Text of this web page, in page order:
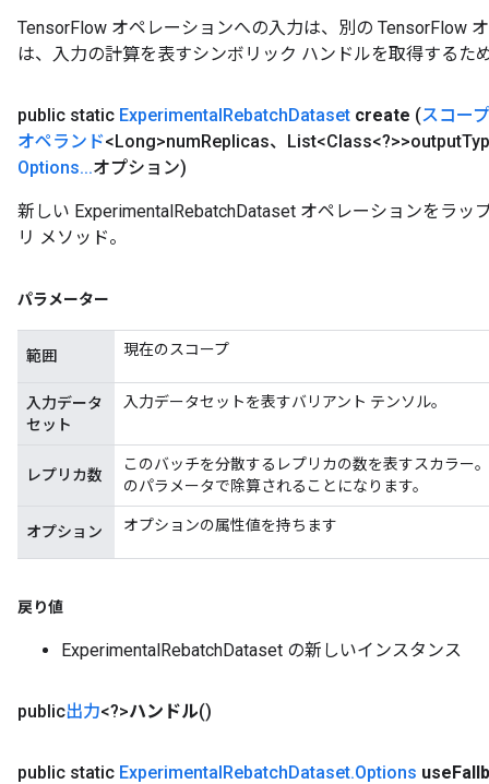
TensorFlow オペレーションへの入力は、別の TensorFlow
は、入力の計算を表すシンボリック ハンドルを取得するた
public static ExperimentalRebatchDataset create (スコープ
オペランド<Long>numReplicas、List<Class<?>>output
Options...オプション)
新しい ExperimentalRebatchDataset オペレーションをラッ
リ メソッド。
パラメーター
範囲 現在のスコープ
入力データ
セット
入力データセットを表すバリアント テンソル。
レプリカ数
このバッチを分散するレプリカの数を表すスカラー
のパラメータで除算されることになります。
オプション オプションの属性値を持ちます
戻り値
ExperimentalRebatchDataset の新しいインスタンス
public出力<?>ハンドル()
public static ExperimentalRebatchDataset.Options use